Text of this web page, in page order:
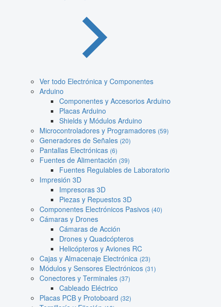
Ver todo Electrónica y Componentes
Arduino
Componentes y Accesorios Arduino
Placas Arduino
Shields y Módulos Arduino
Microcontroladores y Programadores (59)
Generadores de Señales (20)
Pantallas Electrónicas (6)
Fuentes de Alimentación (39)
Fuentes Regulables de Laboratorio
Impresión 3D
Impresoras 3D
Piezas y Repuestos 3D
Componentes Electrónicos Pasivos (40)
Cámaras y Drones
Cámaras de Acción
Drones y Quadcópteros
Helicópteros y Aviones RC
Cajas y Almacenaje Electrónica (23)
Módulos y Sensores Electrónicos (31)
Conectores y Terminales (37)
Cableado Eléctrico
Placas PCB y Protoboard (32)